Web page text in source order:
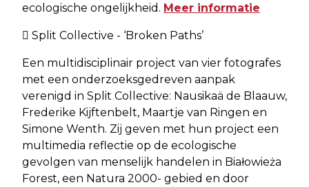
ecologische ongelijkheid. Meer informatie
 Split Collective - ‘Broken Paths’
Een multidisciplinair project van vier fotografes
met een onderzoeksgedreven aanpak
verenigd in Split Collective: Nausikaä de Blaauw,
Frederike Kijftenbelt, Maartje van Ringen en
Simone Wenth. Zij geven met hun project een
multimedia reflectie op de ecologische
gevolgen van menselijk handelen in Białowieża
Forest, een Natura 2000- gebied en door